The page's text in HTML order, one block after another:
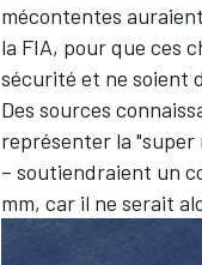
mécontentes
la FIA, pour que ces
sécurité et ne soient
Des sources
représenter la "super
– soutiendraient un
mm, car il ne serait